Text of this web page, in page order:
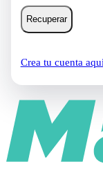
Recuperar
Crea tu cuenta